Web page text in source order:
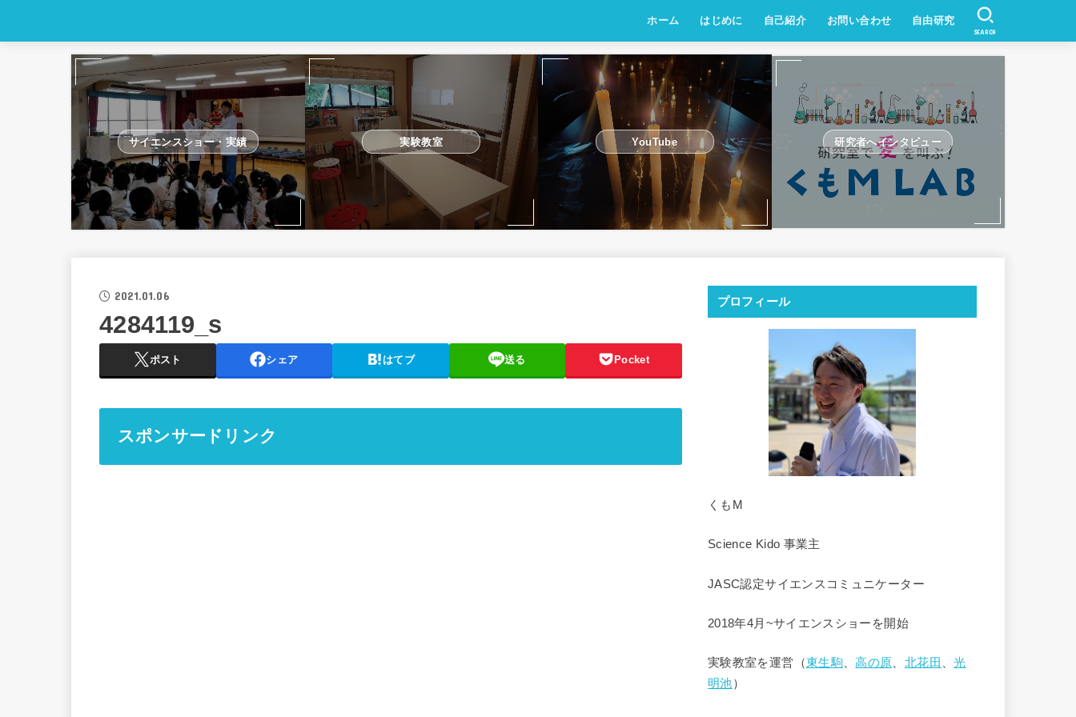
ホーム はじめに 自己紹介 お問い合わせ 自由研究
SEARCH
サイエンスショー・実績 実験教室 YouTube 研究者へインタビュー
2021.01.06
4284119_s
ポスト シェア はてブ 送る Pocket
スポンサードリンク
プロフィール
くもM
Science Kido 事業主
JASC認定サイエンスコミュニケーター
2018年4月~サイエンスショーを開始
実験教室を運営（東生駒 、高の原 北花田 、光
明池）